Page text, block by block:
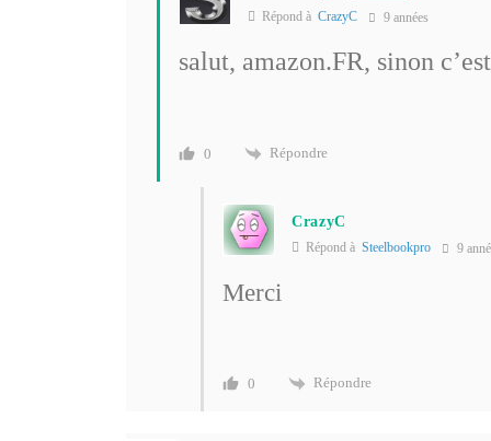
Répond à CrazyC 9 années
salut, amazon.FR, sinon
0 Répondre
CrazyC
Répond à Steelbookpro 9
Merci
0 Répondre